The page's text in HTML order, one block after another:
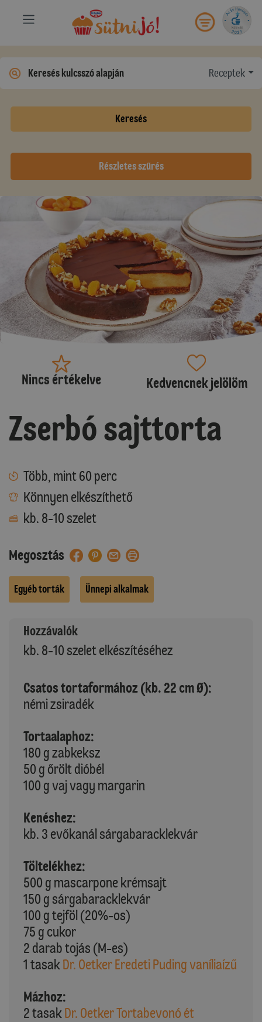
Receptek
Keresés
Részletes szűrés
Nincs értékelve Kedvencnek jelölöm
Zserbó sajttorta
Több, mint 60 perc
Könnyen elkészíthető
kb. 8-10 szelet
Megosztás
Egyéb torták Ünnepi alkalmak
Hozzávalók
kb. 8-10 szelet elkészítéséhez
Csatos tortaformához (kb. 22 cm Ø):
némi zsiradék
Tortaalaphoz:
180 g zabkeksz
50 g őrölt dióbél
100 g vaj vagy margarin
Kenéshez:
kb. 3 evőkanál sárgabaracklekvár
Töltelékhez:
500 g mascarpone krémsajt
150 g sárgabaracklekvár
100 g tejföl (20%-os)
75 g cukor
2 darab tojás (M-es)
1 tasak Dr. Oetker Eredeti Puding vaníliaízű
Mázhoz:
2 tasak Dr. Oetker Tortabevonó ét